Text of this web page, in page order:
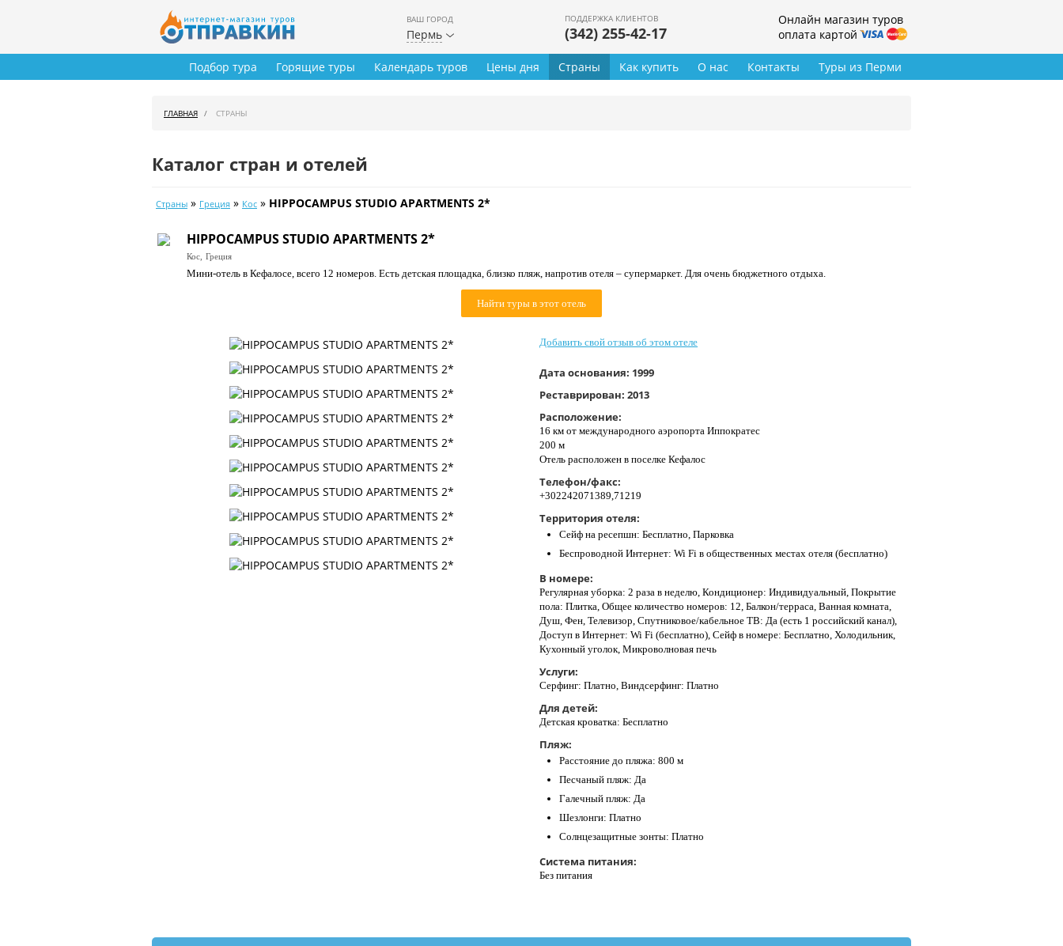
ВАШ ГОРОД
Пермь
ПОДДЕРЖКА КЛИЕНТОВ
(342) 255-42-17
Онлайн магазин туров
оплата картой
Туры из Перми
Подбор тура Горящие туры Календарь туров Цены дня Страны Как купить О нас Контакты
ГЛАВНАЯ СТРАНЫ
Каталог стран и отелей
Страны » Греция » Кос » HIPPOCAMPUS STUDIO APARTMENTS 2*
HIPPOCAMPUS STUDIO APARTMENTS 2*
Кос, Греция
Мини-отель в Кефалосе, всего 12 номеров. Есть детская площадка, близко пляж, напротив отеля – супермаркет. Для очень бюджетного отдыха.
Найти туры в этот отель
Добавить свой отзыв об этом отеле
Дата основания: 1999
Реставрирован: 2013
Расположение:
16 км от международного аэропорта Иппократес
200 м
Отель расположен в поселке Кефалос
Телефон/факс:
+302242071389,71219
Территория отеля:
Сейф на ресепшн: Бесплатно, Парковка
Беспроводной Интернет: Wi Fi в общественных местах отеля (бесплатно)
В номере:
Регулярная уборка: 2 раза в неделю, Кондиционер: Индивидуальный, Покрытие
пола: Плитка, Общее количество номеров: 12, Балкон/терраса, Ванная комната,
Душ, Фен, Телевизор, Спутниковое/кабельное ТВ: Да (есть 1 российский канал),
Доступ в Интернет: Wi Fi (бесплатно), Сейф в номере: Бесплатно, Холодильник,
Кухонный уголок, Микроволновая печь
Услуги:
Серфинг: Платно, Виндсерфинг: Платно
Для детей:
Детская кроватка: Бесплатно
Пляж:
Расстояние до пляжа: 800 м
Песчаный пляж: Да
Галечный пляж: Да
Шезлонги: Платно
Солнцезащитные зонты: Платно
Система питания:
Без питания